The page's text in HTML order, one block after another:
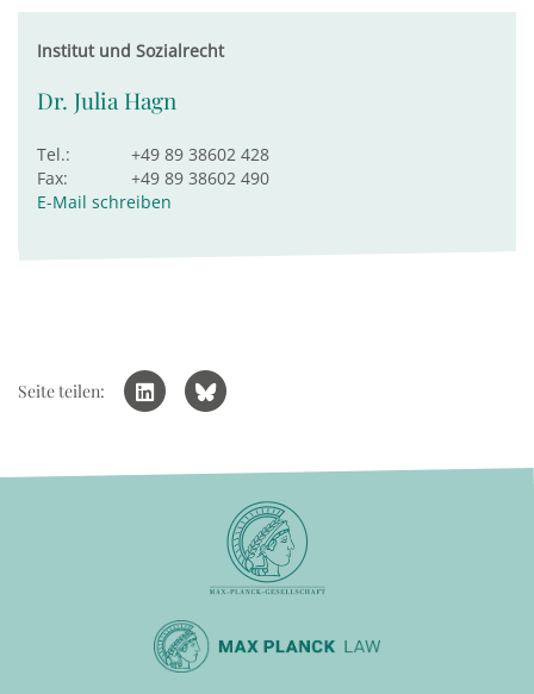
Institut und Sozialrecht
Dr. Julia Hagn
Tel.:
+49 89 38602 428
Fax:
+49 89 38602 490
E-Mail schreiben
Seite teilen: